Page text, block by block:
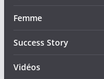
Femme
Success Story
Vidéos